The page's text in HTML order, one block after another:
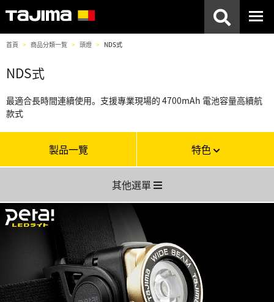
首頁 商品分類一覧 頭燈 NDS式
NDS式
最適合長時間連續使用。支援專業現場的 4700mAh 電池容量高續航
款式
製品一覽 特色
其他選單